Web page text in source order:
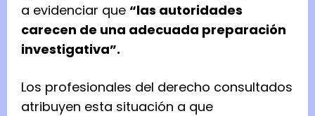
a evidenciar que “las autoridades
carecen de una adecuada preparación
investigativa”.
Los profesionales del derecho consultados
atribuyen esta situación a que